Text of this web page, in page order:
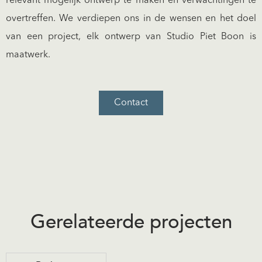
overtreffen. We verdiepen ons in de wensen en het doel
van een project, elk ontwerp van Studio Piet Boon is
maatwerk.
Contact
Gerelateerde projecten